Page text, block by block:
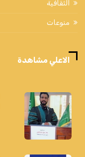
الثقافية
منوعات
الاعلي مشاهدة